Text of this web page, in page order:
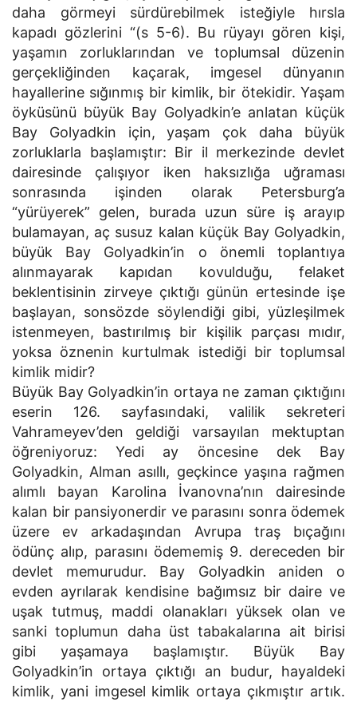
daha görmeyi sürdürebilmek isteğiyle hırsla
kapadı gözlerini “(s 5-6). Bu rüyayı gören kişi,
yaşamın zorluklarından ve toplumsal düzenin
gerçekliğinden kaçarak, imgesel dünyanın
hayallerine sığınmış bir kimlik, bir ötekidir. Yaşam
öyküsünü büyük Bay Golyadkin’e anlatan küçük
Bay Golyadkin için, yaşam çok daha büyük
zorluklarla başlamıştır: Bir il merkezinde devlet
dairesinde çalışıyor iken haksızlığa uğraması
sonrasında işinden olarak Petersburg’a
“yürüyerek” gelen, burada uzun süre iş arayıp
bulamayan, aç susuz kalan küçük Bay Golyadkin,
büyük Bay Golyadkin’in o önemli toplantıya
alınmayarak kapıdan kovulduğu, felaket
beklentisinin zirveye çıktığı günün ertesinde işe
başlayan, sonsözde söylendiği gibi, yüzleşilmek
istenmeyen, bastırılmış bir kişilik parçası mıdır,
yoksa öznenin kurtulmak istediği bir toplumsal
kimlik midir?
Büyük Bay Golyadkin’in ortaya ne zaman çıktığını
eserin 126. sayfasındaki, valilik sekreteri
Vahrameyev’den geldiği varsayılan mektuptan
öğreniyoruz: Yedi ay öncesine dek Bay
Golyadkin, Alman asıllı, geçkince yaşına rağmen
alımlı bayan Karolina İvanovna’nın dairesinde
kalan bir pansiyonerdir ve parasını sonra ödemek
üzere ev arkadaşından Avrupa traş bıçağını
ödünç alıp, parasını ödememiş 9. dereceden bir
devlet memurudur. Bay Golyadkin aniden o
evden ayrılarak kendisine bağımsız bir daire ve
uşak tutmuş, maddi olanakları yüksek olan ve
sanki toplumun daha üst tabakalarına ait birisi
gibi yaşamaya başlamıştır. Büyük Bay
Golyadkin’in ortaya çıktığı an budur, hayaldeki
kimlik, yani imgesel kimlik ortaya çıkmıştır artık.